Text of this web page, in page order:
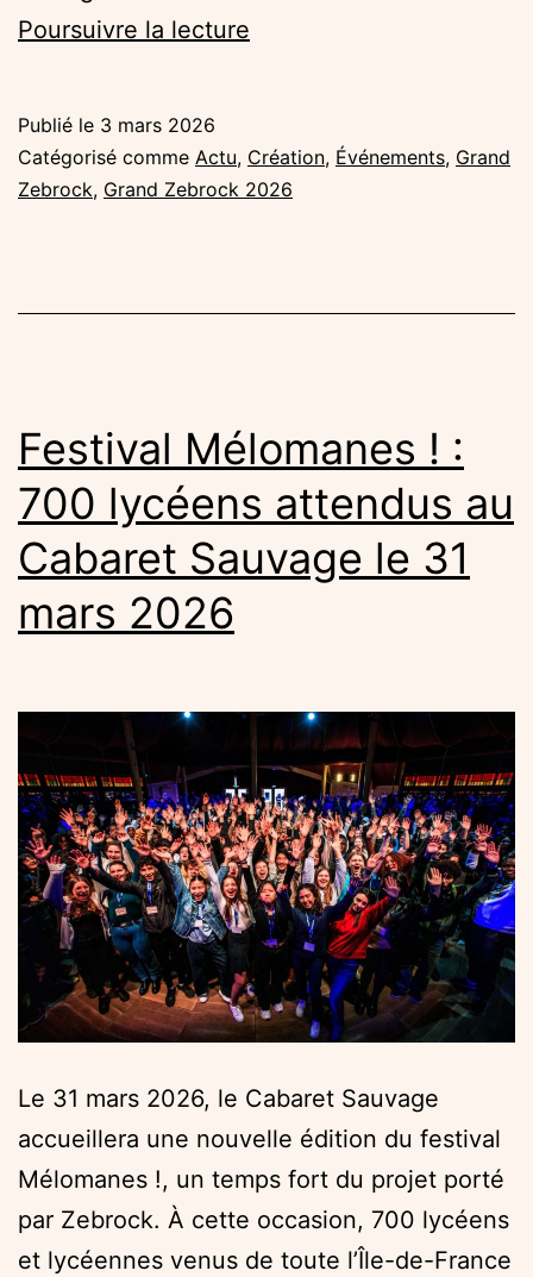
Poursuivre la lecture
sélection
du
2026
Publié le 3 mars 2026
Catégorisé comme Actu, Création, Événements, Grand
Zebrock, Grand Zebrock 2026
Festival Mélomanes ! :
700 lycéens attendus au
Cabaret Sauvage le 31
mars 2026
Le 31 mars 2026, le Cabaret Sauvage
accueillera une nouvelle édition du festival
Mélomanes !, un temps fort du projet porté
par Zebrock. À cette occasion, 700 lycéens
et lycéennes venus de toute l’Île-de-France